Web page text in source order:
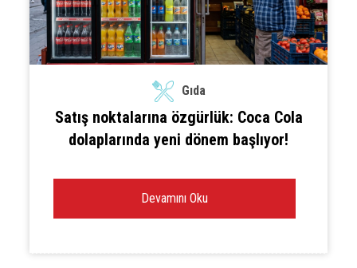
Gıda
Satış noktalarına özgürlük: Coca Cola
dolaplarında yeni dönem başlıyor!
Devamını Oku